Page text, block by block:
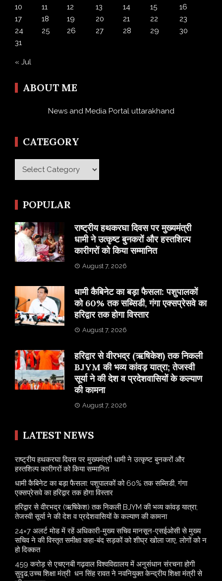
10
11 12 13 14 15
16
17
18 19 20 21 22
23
24
25 26 27 28 29
30
31
« Jul
ABOUT ME
News and Media Portal uttarakhand
CATEGORY
Category
POPULAR
राष्ट्रीय हथकरघा दिवस पर मुख्यमंत्री
धामी ने उत्कृष्ट बुनकरों और हस्तशिल्प
कारीगरों को किया सम्मानित
August 7, 2026
​धामी कैबिनेट का बड़ा फैसला: पशुपालकों
को 60% तक सब्सिडी, गंगा एक्सप्रेसवे का
हरिद्वार तक होगा विस्तार
August 7, 2026
​हरिद्वार से वीरभद्र (ऋषिकेश) तक निकली
BJYM की भव्य कांवड़ यात्रा; तेजस्वी
सूर्या ने की देश व प्रदेशवासियों के कल्याण
की कामना
August 7, 2026
LATEST NEWS
राष्ट्रीय हथकरघा दिवस पर मुख्यमंत्री धामी ने उत्कृष्ट बुनकरों और
हस्तशिल्प कारीगरों को किया सम्मानित
​धामी कैबिनेट का बड़ा फैसला: पशुपालकों को 60% तक सब्सिडी, गंगा
एक्सप्रेसवे का हरिद्वार तक होगा विस्तार
​हरिद्वार से वीरभद्र (ऋषिकेश) तक निकली BJYM की भव्य कांवड़ यात्रा;
तेजस्वी सूर्या ने की देश व प्रदेशवासियों के कल्याण की कामना
24×7 अलर्ट मोड में रहें अधिकारी-मुख्य सचिव मानसून-एसईओसी से मुख्य
सचिव ने की विस्तृत समीक्षा कहा-बंद सड़कों को शीघ्र खोला जाए, लोगों को न
हो दिक्कत
459 करोड़ से एचएनबी गढ़वाल विश्वविद्यालय में अनुसंधान संरचना होगी
सुदृढ,उच्च शिक्षा मंत्री धन सिंह रावत ने नवनियुक्त केन्द्रीय शिक्षा मंत्री से